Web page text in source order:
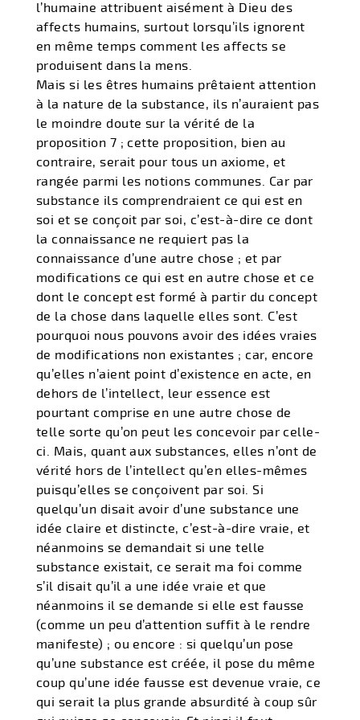
l’humaine attribuent aisément à Dieu des
affects humains, surtout lorsqu’ils ignorent
en même temps comment les affects se
produisent dans la mens.
Mais si les êtres humains prêtaient attention
à la nature de la substance, ils n’auraient pas
le moindre doute sur la vérité de la
proposition 7 ; cette proposition, bien au
contraire, serait pour tous un axiome, et
rangée parmi les notions communes. Car par
substance ils comprendraient ce qui est en
soi et se conçoit par soi, c’est-à-dire ce dont
la connaissance ne requiert pas la
connaissance d’une autre chose ; et par
modifications ce qui est en autre chose et ce
dont le concept est formé à partir du concept
de la chose dans laquelle elles sont. C’est
pourquoi nous pouvons avoir des idées vraies
de modifications non existantes ; car, encore
qu’elles n’aient point d’existence en acte, en
dehors de l’intellect, leur essence est
pourtant comprise en une autre chose de
telle sorte qu’on peut les concevoir par celle-
ci. Mais, quant aux substances, elles n’ont de
vérité hors de l’intellect qu’en elles-mêmes
puisqu’elles se conçoivent par soi. Si
quelqu’un disait avoir d’une substance une
idée claire et distincte, c’est-à-dire vraie, et
néanmoins se demandait si une telle
substance existait, ce serait ma foi comme
s’il disait qu’il a une idée vraie et que
néanmoins il se demande si elle est fausse
(comme un peu d’attention suffit à le rendre
manifeste) ; ou encore : si quelqu’un pose
qu’une substance est créée, il pose du même
coup qu’une idée fausse est devenue vraie, ce
qui serait la plus grande absurdité à coup sûr